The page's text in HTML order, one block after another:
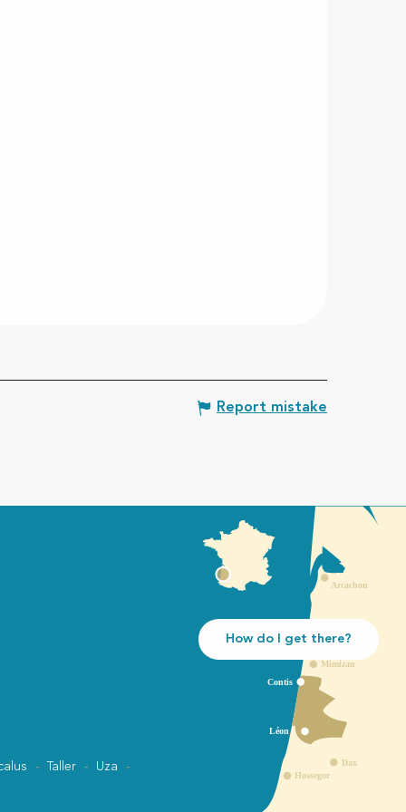
Report mistake
How do I get there?
Taller
Uza